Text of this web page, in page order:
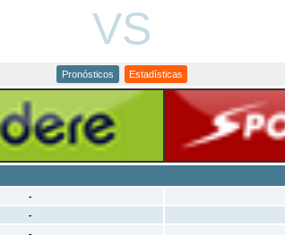
VS
Pronósticos Estadísticas
-
-